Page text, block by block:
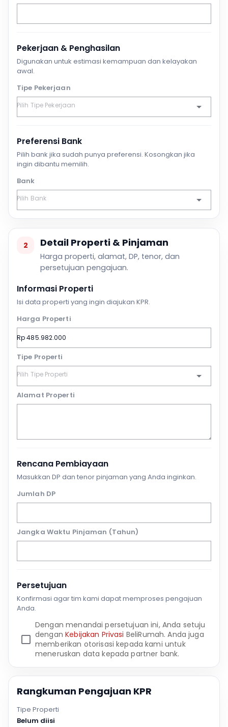
Pekerjaan & Penghasilan
Digunakan untuk estimasi kemampuan dan kelayakan
awal.
Tipe Pekerjaan
Preferensi Bank
Pilih bank jika sudah punya preferensi. Kosongkan jika
ingin dibantu memilih.
Bank
2 Detail Properti & Pinjaman
Harga properti, alamat, DP, tenor, dan
persetujuan pengajuan.
Informasi Properti
Isi data properti yang ingin diajukan KPR.
Harga Properti
Tipe Properti
Alamat Properti
Rencana Pembiayaan
Masukkan DP dan tenor pinjaman yang Anda inginkan.
Jumlah DP
Jangka Waktu Pinjaman (Tahun)
Persetujuan
Konfirmasi agar tim kami dapat memproses pengajuan
Anda.
Dengan menandai persetujuan ini, Anda setuju
denganKebijakan Privasi BeliRumah. Anda juga
memberikan otorisasi kepada kami untuk
meneruskan data kepada partner bank.
Rangkuman Pengajuan KPR
Tipe Properti
Belum diisi